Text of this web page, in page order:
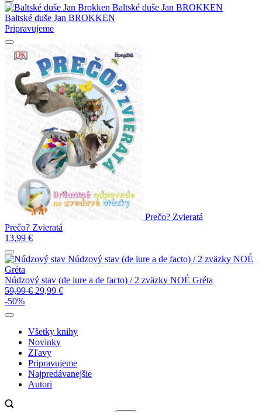
Baltské duše Jan BROKKEN
Baltské duše Jan BROKKEN
Pripravujeme
Prečo? Zvieratá
Prečo? Zvieratá
13,99 €
Núdzový stav (de iure a de facto) / 2 zväzky NOÉ
Gréta
Núdzový stav (de iure a de facto) / 2 zväzky NOÉ Gréta
59,99€ 29,99 €
-50%
Všetky knihy
Novinky
Zľavy
Pripravujeme
Najpredávanejšie
Autori